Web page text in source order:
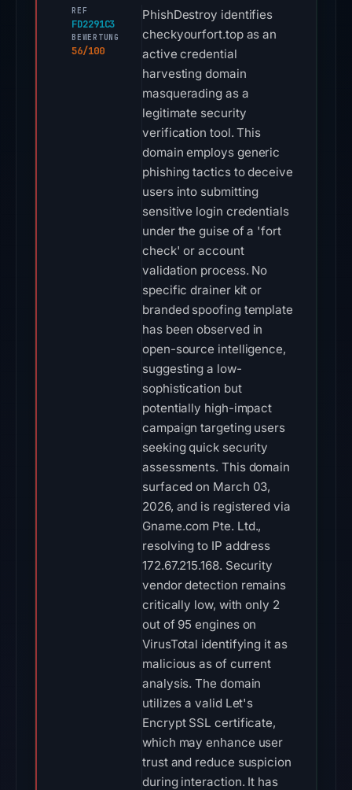
REF
FD2291C3
BEWERTUNG
56/100
PhishDestroy identifies
checkyourfort.top as an
active credential
harvesting domain
masquerading as a
legitimate security
verification tool. This
domain employs generic
phishing tactics to deceive
users into submitting
sensitive login credentials
under the guise of a 'fort
check' or account
validation process. No
specific drainer kit or
branded spoofing template
has been observed in
open-source intelligence,
suggesting a low-
sophistication but
potentially high-impact
campaign targeting users
seeking quick security
assessments. This domain
surfaced on March 03,
2026, and is registered via
Gname.com Pte. Ltd.,
resolving to IP address
172.67.215.168. Security
vendor detection remains
critically low, with only 2
out of 95 engines on
VirusTotal identifying it as
malicious as of current
analysis. The domain
utilizes a valid Let's
Encrypt SSL certificate,
which may enhance user
trust and reduce suspicion
during interaction. It has